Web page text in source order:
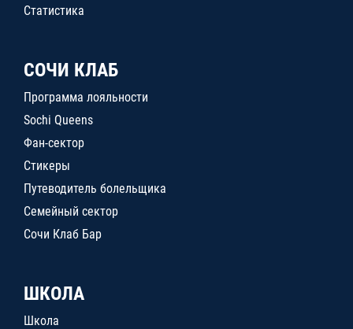
Статистика
СОЧИ КЛАБ
Программа лояльности
Sochi Queens
Фан-сектор
Стикеры
Путеводитель болельщика
Семейный сектор
Сочи Клаб Бар
ШКОЛА
Школа